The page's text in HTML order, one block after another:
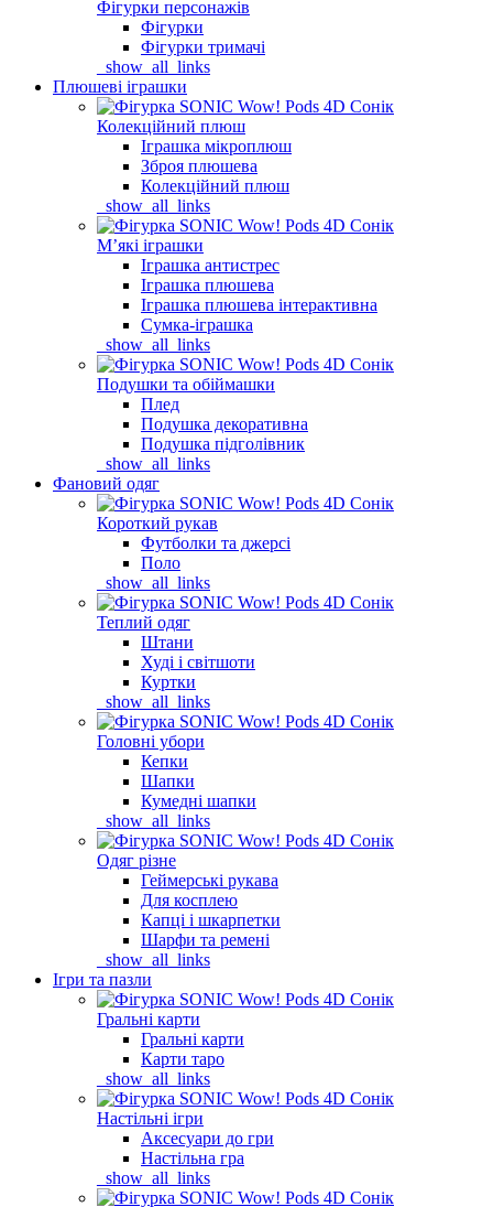
Фігурки персонажів
Фігурки
Фігурки тримачі
_show_all_links
Плюшеві іграшки
Колекційний плюш
Іграшка мікроплюш
Зброя плюшева
Колекційний плюш
_show_all_links
Мʼякі іграшки
Іграшка антистрес
Іграшка плюшева
Іграшка плюшева інтерактивна
Сумка-іграшка
_show_all_links
Подушки та обіймашки
Плед
Подушка декоративна
Подушка підголівник
_show_all_links
Фановий одяг
Короткий рукав
Футболки та джерсі
Поло
_show_all_links
Теплий одяг
Штани
Худі і світшоти
Куртки
_show_all_links
Головні убори
Кепки
Шапки
Кумедні шапки
_show_all_links
Одяг різне
Геймерські рукава
Для косплею
Капці і шкарпетки
Шарфи та ремені
_show_all_links
Ігри та пазли
Гральні карти
Гральні карти
Карти таро
_show_all_links
Настільні ігри
Аксесуари до гри
Настільна гра
_show_all_links